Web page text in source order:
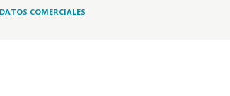
DATOS COMERCIALES